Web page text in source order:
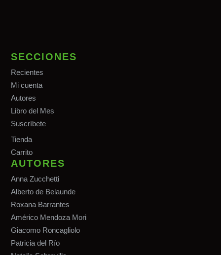
SECCIONES
Recientes
Mi cuenta
Autores
Libro del Mes
Suscríbete
Tienda
Carrito
AUTORES
Anna Zucchetti
Alberto de Belaunde
Roxana Barrantes
Américo Mendoza Mori
Giacomo Roncagliolo
Patricia del Río